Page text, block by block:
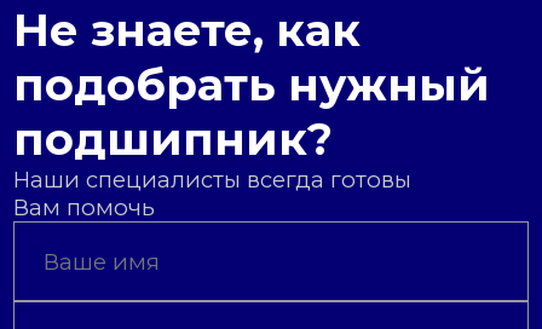
Не знаете, как
подобрать нужный
подшипник?
Наши специалисты всегда готовы
Вам помочь